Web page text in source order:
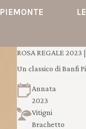
PIEMONTE
ROSA REGALE
Un classico di Banfi
Annata
2023
Vitigni
Brachetto